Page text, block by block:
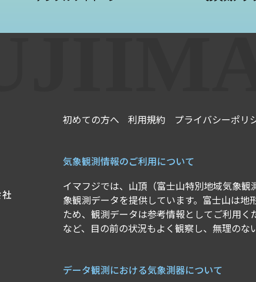
初めての方へ 利用規約 プライバシーポリ
気象観測情報のご利用について
イマフジでは、山頂（富士山特別地域気象
象観測データを提供しています。富士山は地
ため、観測データは参考情報としてご利用
など、目の前の状況もよく観察し、無理のな
データ観測における気象測器について